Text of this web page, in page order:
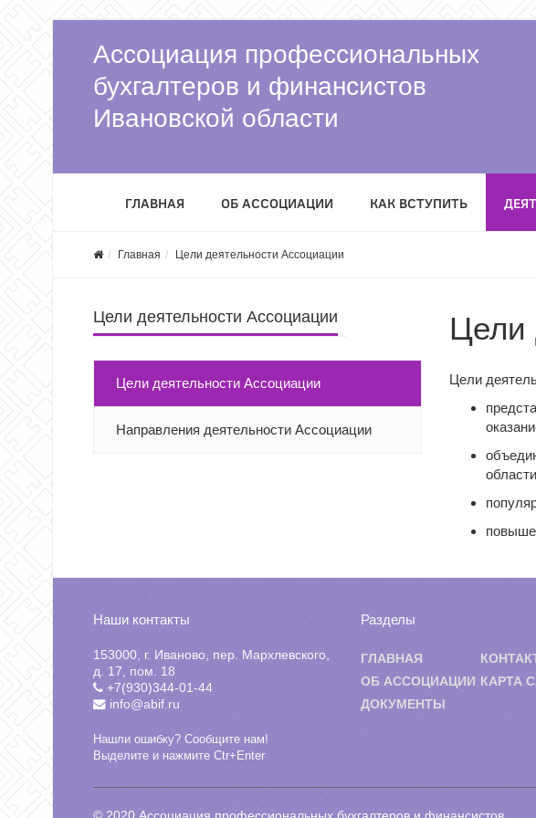
Ассоциация профессиональных
бухгалтеров и финансистов
Ивановской области
ГЛАВНАЯ ОБ АССОЦИАЦИИ КАК ВСТУПИТЬ
Главная Цели деятельности Ассоциации
Цели деятельности Ассоциации
Цели деятельности Ассоциации
Направления деятельности Ассоциации
Цели
Цели
Наши контакты
153000, г. Иваново, пер. Мархлевского,
д. 17, пом. 18
+7(930)344-01-44
info@abif.ru
Нашли ошибку? Сообщите нам!
Выделите и нажмите Ctr+Enter
Разделы
ГЛАВНАЯ
ОБ АССОЦИАЦИИ
ДОКУМЕНТЫ
КАРТА